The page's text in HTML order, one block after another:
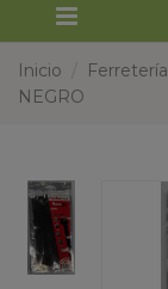
Inicio Ferretería
NEGRO